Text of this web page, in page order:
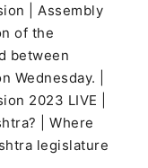
| Assembly
of the
between
Wednesday. |
2023 LIVE |
| Where
legislature